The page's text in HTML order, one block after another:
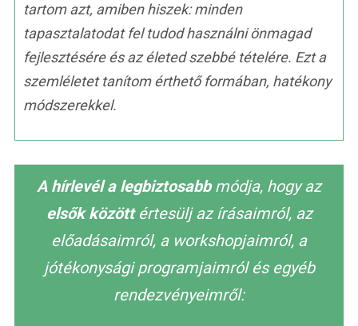
tartom azt, amiben hiszek: minden
tapasztalatodat fel tudod használni önmagad
fejlesztésére és az életed szebbé tételére. Ezt a
szemléletet tanítom érthető formában, hatékony
módszerekkel.
A hírlevél a legbiztosabbmódja, hogy az
elsők közöttértesülj az írásaimról, az
előadásaimról, a workshopjaimról, a
jótékonysági programjaimról és egyéb
rendezvényeimről: